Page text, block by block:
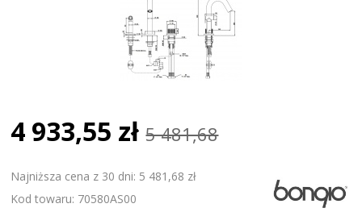
4 933,55 zł 5 481,68
Najniższa cena z 30 dni: 5 481,68 zł
Kod towaru: 70580AS00